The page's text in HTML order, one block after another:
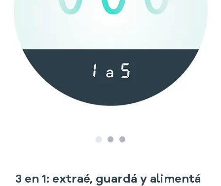
Slide 1
SlideSlide
3 en 1: extraé, guardá y alimentá